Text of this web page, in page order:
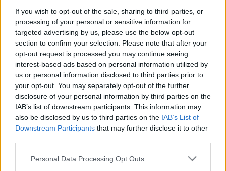
If you wish to opt-out of the sale, sharing to third parties, or
processing of your personal or sensitive information for
targeted advertising by us, please use the below opt-out
section to confirm your selection. Please note that after your
opt-out request is processed you may continue seeing
interest-based ads based on personal information utilized by
us or personal information disclosed to third parties prior to
your opt-out. You may separately opt-out of the further
disclosure of your personal information by third parties on the
IAB’s list of downstream participants. This information may
also be disclosed by us to third parties on the IAB’s List of
Downstream Participants that may further disclose it to other
Please note that this website/app uses one or more Google
Personal Data Processing Opt Outs
emelkedhetnek a bérleti díjak az egyetemvárosokban, ahol a
hallgatók és a munkavállalók ugyanazokért a lakásokért
versenyeznek.
30 EZERRŐL 40 EZER FORINTRA NŐHET
SZOMBATHELYEN AZ ALBÉRLET TÁMOGATÁS
2023. november. 23. 15:11
Az egy négyzetméterre számított albérleti díj összeg, pedig
kétezer forintról kétezer-ötszázra nőhet.
GYŐRBEN A LEGDRÁGÁBB AZ ALBÉRLET AZ
EGYETEMI VÁROSOK KÖZÜL
2022. július. 21. 09:36
HAVONTA ÁTLAGOSAN 170 EZER FORINTBA